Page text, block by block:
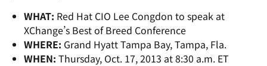
WHAT: Red Hat CIO Lee Congdon to speak at
XChange’s Best of Breed Conference
WHERE: Grand Hyatt Tampa Bay, Tampa, Fla.
WHEN: Thursday, Oct. 17, 2013 at 8:30 a.m. ET